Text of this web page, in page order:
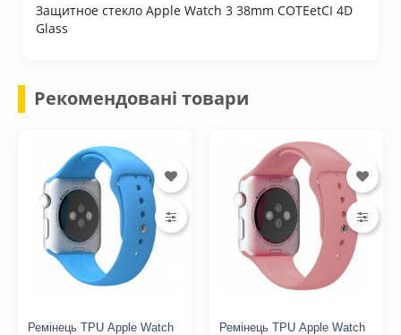
Защитное стекло Apple Watch 3 38mm COTEetCI 4D
Glass
Рекомендовані товари
Ремінець TPU Apple Watch
Ремінець TPU Apple Watch